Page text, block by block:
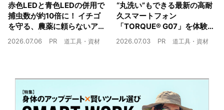
赤色LEDと青色LEDの併用で
捕虫数が約10倍に！ イチゴ
を守る、農薬に頼らないア
ザミウマ対策
2026.07.06 PR 道工具・資材
“丸洗い”もできる最新の高耐
久スマートフォン
「TORQUE® G07」を体験
農業現場の“スマホの弱点”を
2026.07.03 PR 道工具・資材